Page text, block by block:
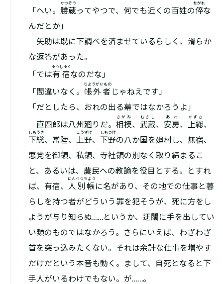
「へい。 勝蔵
かつぞう
ってやつで、何でも近くの百姓の倅
せがれ
な
んだとか」
矢助は既に下調べを済ませているらしく、滑らか
な返答があった。
「では有宿
ゆうしゆく
なのだな」
「間違いなく。 帳外者
ちようがいもの
じゃねえです」
「だとしたら、おれの出る幕ではなかろうよ」
直四郎は八州廻りだ。 相模
さがみ
、 武蔵
むさし
、 安房
あわ
、 上総
かずさ
、
下総
しもうさ
、常陸、 上野
こうずけ
、 下野​
しもつけ
の八か国を廻村し、無宿、
悪党を御領、私領、寺社領の別なく取り締まるこ
と、あるいは、農民への教諭を役目とする。とすれ
ば、有宿、
人別帳
にんべつちよう
に名があり、その地での仕事と暮
らしを持つ者がどういう罪を犯そうが、死に方をし
ようが与り知らぬ……というか、迂闊に手を出してい
い類のものではなかろう。さらにいえば、わざわざ
首を突っ込みたくない。それは余計な仕事を増やす
だけだという本音も動く。まして、自死となると下
手人がいるわけでもない。が……。